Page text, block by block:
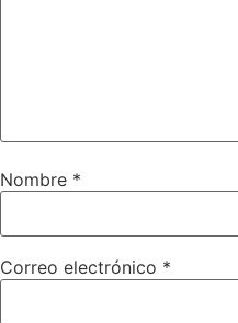
Nombre *
Correo electrónico *